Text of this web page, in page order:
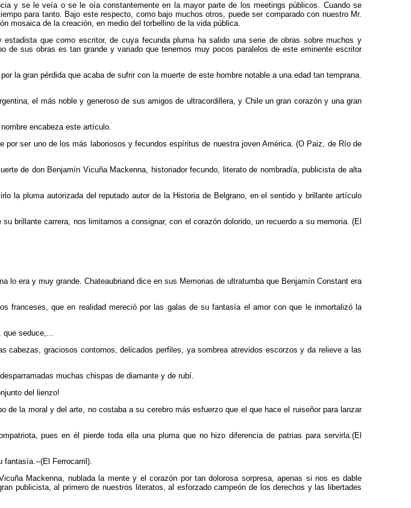
y se le veía o se le oía constantemente en la mayor parte de los meetings públicos. Cuando se
para tanto. Bajo este respecto, como bajo muchos otros, puede ser comparado con nuestro Mr.
mosaica de la creación, en medio del torbellino de la vida pública.
que como escritor, de cuya fecunda pluma ha salido una serie de obras sobre muchos y
sus obras es tan grande y variado que tenemos muy pocos paralelos de este eminente escritor
la gran pérdida que acaba de sufrir con la muerte de este hombre notable a una edad tan temprana.
el más noble y generoso de sus amigos de ultracordillera, y Chile un gran corazón y una gran
encabeza este artículo.
ser uno de los más laboriosos y fecundos espíritus de nuestra joven América. (O Paiz, de Río de
de don Benjamín Vicuña Mackenna, historiador fecundo, literato de nombradía, publicista de alta
la pluma autorizada del reputado autor de la Historia de Belgrano, en el sentido y brillante artículo
brillante carrera, nos limitamos a consignar, con el corazón dolorido, un recuerdo a su memoria. (El
era y muy grande. Chateaubriand dice en sus Memorias de ultratumba que Benjamín Constant era
franceses, que en realidad mereció por las galas de su fantasía el amor con que le inmortalizó la
que seduce,...
graciosos contornos, delicados perfiles, ya sombrea atrevidos escorzos y da relieve a las
muchas chispas de diamante y de rubí.
del lienzo!
la moral y del arte, no costaba a su cerebro más esfuerzo que el que hace el ruiseñor para lanzar
pues en él pierde toda ella una pluma que no hizo diferencia de patrias para servirla.(El
fantasía.--(El Ferrocarril).
Mackenna, nublada la mente y el corazón por tan dolorosa sorpresa, apenas si nos es dable
publicista, al primero de nuestros literatos, al esforzado campeón de los derechos y las libertades